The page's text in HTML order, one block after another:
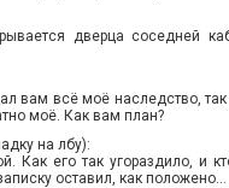
дверца соседней
вам всё моё наследство,
моё. Как вам план?
на лбу):
Как его так угораздило, и
оставил, как положено…